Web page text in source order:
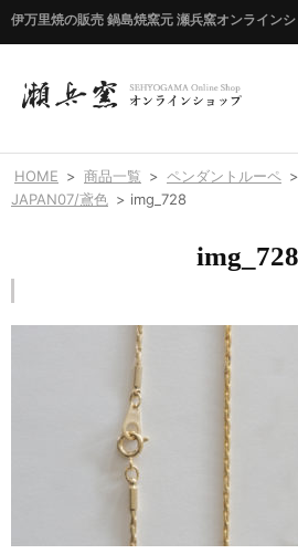
伊万里焼の販売 鍋島焼窯元 瀬兵窯オンライン
ホーム
HOME
シリーズ別
エマシリーズ
錦花唐草シリーズ
KINKAKARAKUSA
HOME > 商品一覧 > ペンダントルーペ >
JAPAN07/鳶色 > img_728
img_728